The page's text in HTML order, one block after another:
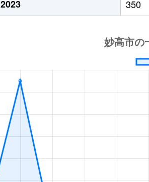
2023
350